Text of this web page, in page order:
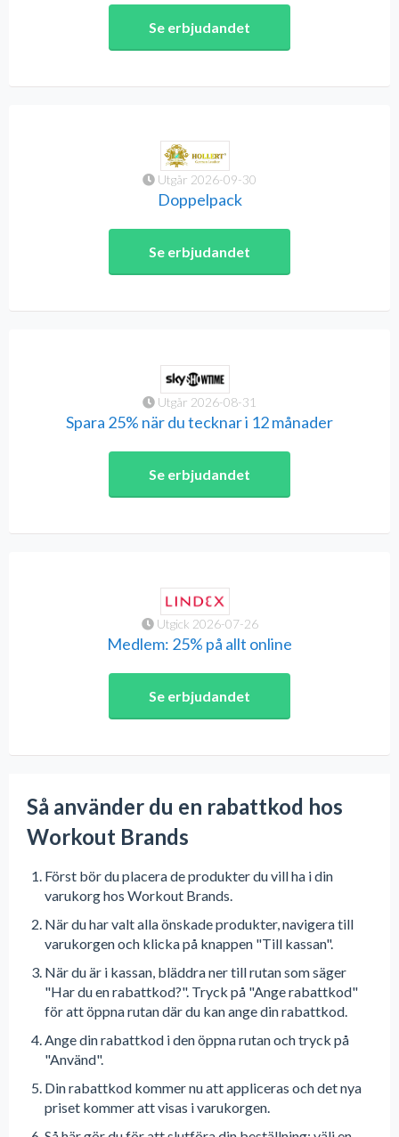
Se erbjudandet
Utgår 2026-09-30
Doppelpack
Se erbjudandet
Utgår 2026-08-31
Spara 25% när du tecknar i 12 månader
Se erbjudandet
Utgick 2026-07-26
Medlem: 25% på allt online
Se erbjudandet
Så använder du en rabattkod hos
Workout Brands
Först bör du placera de produkter du vill ha i din
varukorg hos Workout Brands.
När du har valt alla önskade produkter, navigera till
varukorgen och klicka på knappen "Till kassan".
När du är i kassan, bläddra ner till rutan som säger
"Har du en rabattkod?". Tryck på "Ange rabattkod"
för att öppna rutan där du kan ange din rabattkod.
Ange din rabattkod i den öppna rutan och tryck på
"Använd".
Din rabattkod kommer nu att appliceras och det nya
priset kommer att visas i varukorgen.